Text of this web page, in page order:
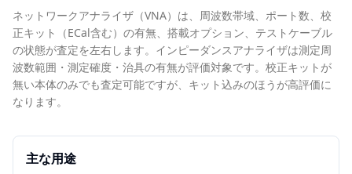
ネットワークアナライザ（VNA）は、周波数帯域、ポート数、校
正キット（ECal含む）の有無、搭載オプション、テストケーブル
の状態が査定を左右します。インピーダンスアナライザは測定周
波数範囲・測定確度・治具の有無が評価対象です。校正キットが
無い本体のみでも査定可能ですが、キット込みのほうが高評価に
なります。
主な用途